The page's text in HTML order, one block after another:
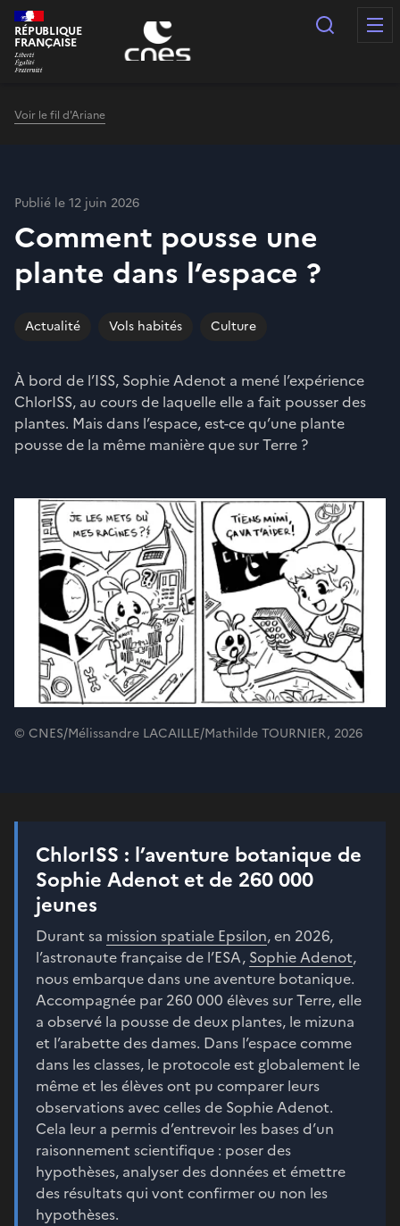
Panneau de gestion des cookies
RÉPUBLIQUE
FRANÇAISE
Voir le fil d'Ariane
Publié le 12 juin 2026
Comment pousse une
plante dans l’espace ?
Actualité Vols habités Culture
À bord de l’ISS, Sophie Adenot a mené l’expérience
ChlorISS, au cours de laquelle elle a fait pousser des
plantes. Mais dans l’espace, est-ce qu’une plante
pousse de la même manière que sur Terre ?
© CNES/Mélissandre LACAILLE/Mathilde TOURNIER, 2026
ChlorISS : l’aventure botanique de
Sophie Adenot et de 260 000
jeunes
Durant sa mission spatiale Epsilon, en 2026,
l’astronaute française de l’ESA, Sophie Adenot,
nous embarque dans une aventure botanique.
Accompagnée par 260 000 élèves sur Terre, elle
a observé la pousse de deux plantes, le mizuna
et l’arabette des dames. Dans l’espace comme
dans les classes, le protocole est globalement le
même et les élèves ont pu comparer leurs
observations avec celles de Sophie Adenot.
Cela leur a permis d’entrevoir les bases d’un
raisonnement scientifique : poser des
hypothèses, analyser des données et émettre
des résultats qui vont confirmer ou non les
hypothèses.